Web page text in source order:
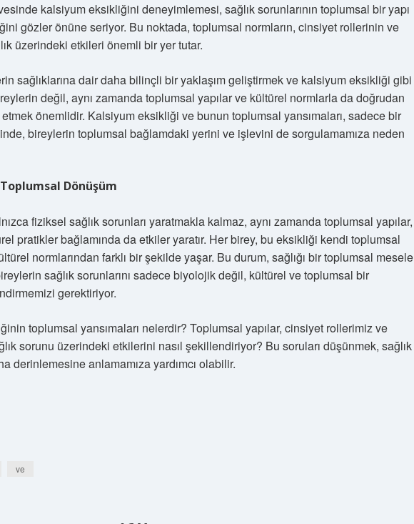
kalsiyum eksikliğini deneyimlemesi, sağlık sorunlarının toplumsal bir yapı
gözler önüne seriyor. Bu noktada, toplumsal normların, cinsiyet rollerinin ve
üzerindeki etkileri önemli bir yer tutar.
sağlıklarına dair daha bilinçli bir yaklaşım geliştirmek ve kalsiyum eksikliği gibi
değil, aynı zamanda toplumsal yapılar ve kültürel normlarla da doğrudan
önemlidir. Kalsiyum eksikliği ve bunun toplumsal yansımaları, sadece bir
bireylerin toplumsal bağlamdaki yerini ve işlevini de sorgulamamıza neden
Dönüşüm
fiziksel sağlık sorunları yaratmakla kalmaz, aynı zamanda toplumsal yapılar,
pratikler bağlamında da etkiler yaratır. Her birey, bu eksikliği kendi toplumsal
normlarından farklı bir şekilde yaşar. Bu durum, sağlığı bir toplumsal mesele
sağlık sorunlarını sadece biyolojik değil, kültürel ve toplumsal bir
gerektiriyor.
toplumsal yansımaları nelerdir? Toplumsal yapılar, cinsiyet rollerimiz ve
sorunu üzerindeki etkilerini nasıl şekillendiriyor? Bu soruları düşünmek, sağlık
derinlemesine anlamamıza yardımcı olabilir.
ve